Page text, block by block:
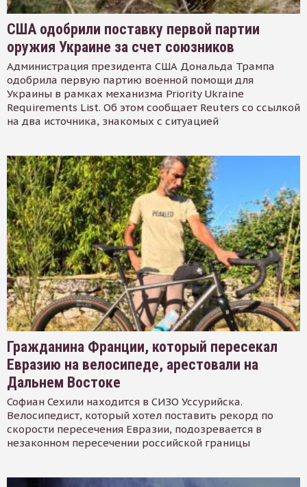
США одобрили поставку первой партии
оружия Украине за счет союзников
Администрация президента США Дональда Трампа
одобрила первую партию военной помощи для
Украины в рамках механизма Priority Ukraine
Requirements List. Об этом сообщает Reuters со ссылкой
на два источника, знакомых с ситуацией
Гражданина Франции, который пересекал
Евразию на велосипеде, арестовали на
Дальнем Востоке
Софиан Сехили находится в СИЗО Уссурийска.
Велосипедист, который хотел поставить рекорд по
скорости пересечения Евразии, подозревается в
незаконном пересечении российской границы